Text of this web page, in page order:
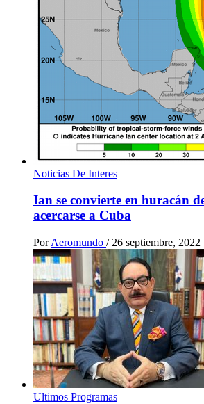
Noticias De Interes
Ian se convierte en huracán
acercarse a Cuba
Por Aeromundo / 26 septiembre, 2022
Ultimos Programas